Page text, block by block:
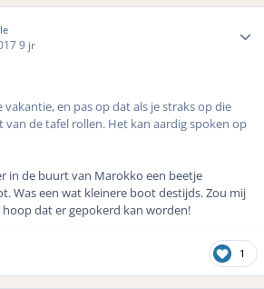
9 jr
en pas op dat als je straks op die
van de tafel rollen. Het kan aardig spoken op
in de buurt van Marokko een beetje
Was een wat kleinere boot destijds. Zou mij
hoop dat er gepokerd kan worden!
1